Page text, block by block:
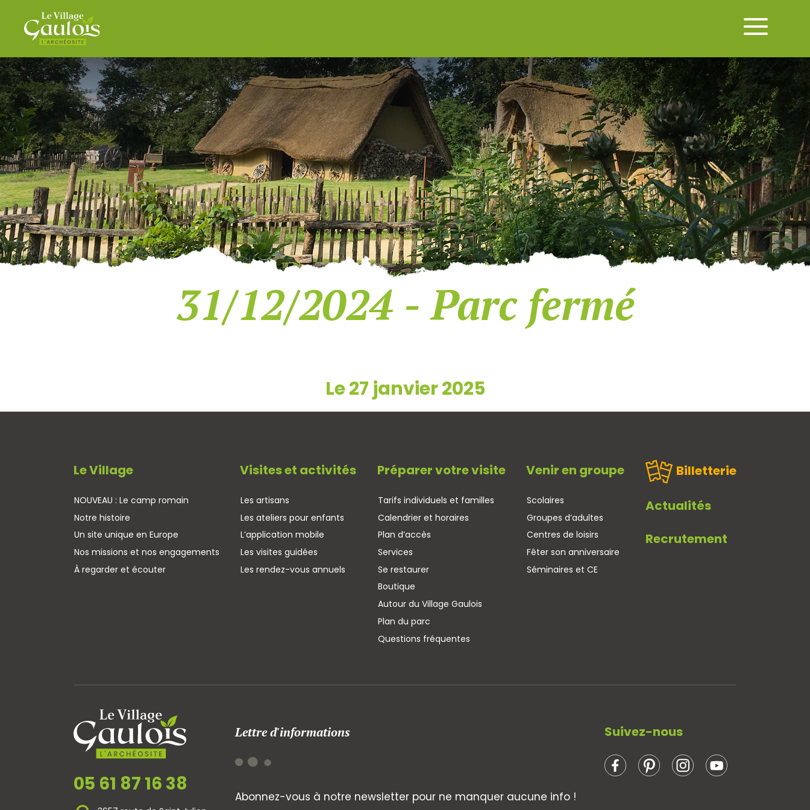
31/12/2024 - Parc fermé
Le 27 janvier 2025
Le Village
NOUVEAU : Le camp romain
Notre histoire
Un site unique en Europe
Nos missions et nos engagements
À regarder et écouter
Visites et activités
Les artisans
Les ateliers pour enfants
L’application mobile
Les visites guidées
Les rendez-vous annuels
Préparer votre visite
Tarifs individuels et familles
Calendrier et horaires
Plan d’accès
Services
Se restaurer
Boutique
Autour du Village Gaulois
Plan du parc
Questions fréquentes
Venir en groupe
Scolaires
Groupes d’adultes
Centres de loisirs
Fêter son anniversaire
Séminaires et CE
Billetterie
Actualités
Recrutement
05 61 87 16 38
Lettre d'informations
Abonnez-vous à notre newsletter pour ne manquer aucune info !
Suivez-nous